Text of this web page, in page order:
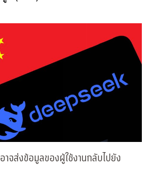
าจส่งข้อมูลของผู้ใช้งานกลับไปยัง